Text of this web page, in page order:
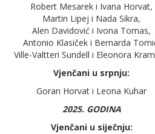
Robert Mesarek i Ivana Horvat,
Martin Lipej i Nada Sikra,
Alen Davidović i Ivona Tomas,
Antonio Klasiček i Bernarda
Ville-Valtteri Sundell i Eleonora
Vjenčani u srpnju:
Goran Horvat i Leona Kuhar
2025. GODINA
Vjenčani u siječnju: